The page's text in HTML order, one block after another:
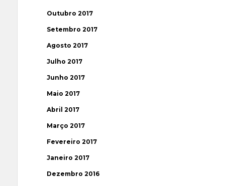
Outubro 2017
Setembro 2017
Agosto 2017
Julho 2017
Junho 2017
Maio 2017
Abril 2017
Março 2017
Fevereiro 2017
Janeiro 2017
Dezembro 2016